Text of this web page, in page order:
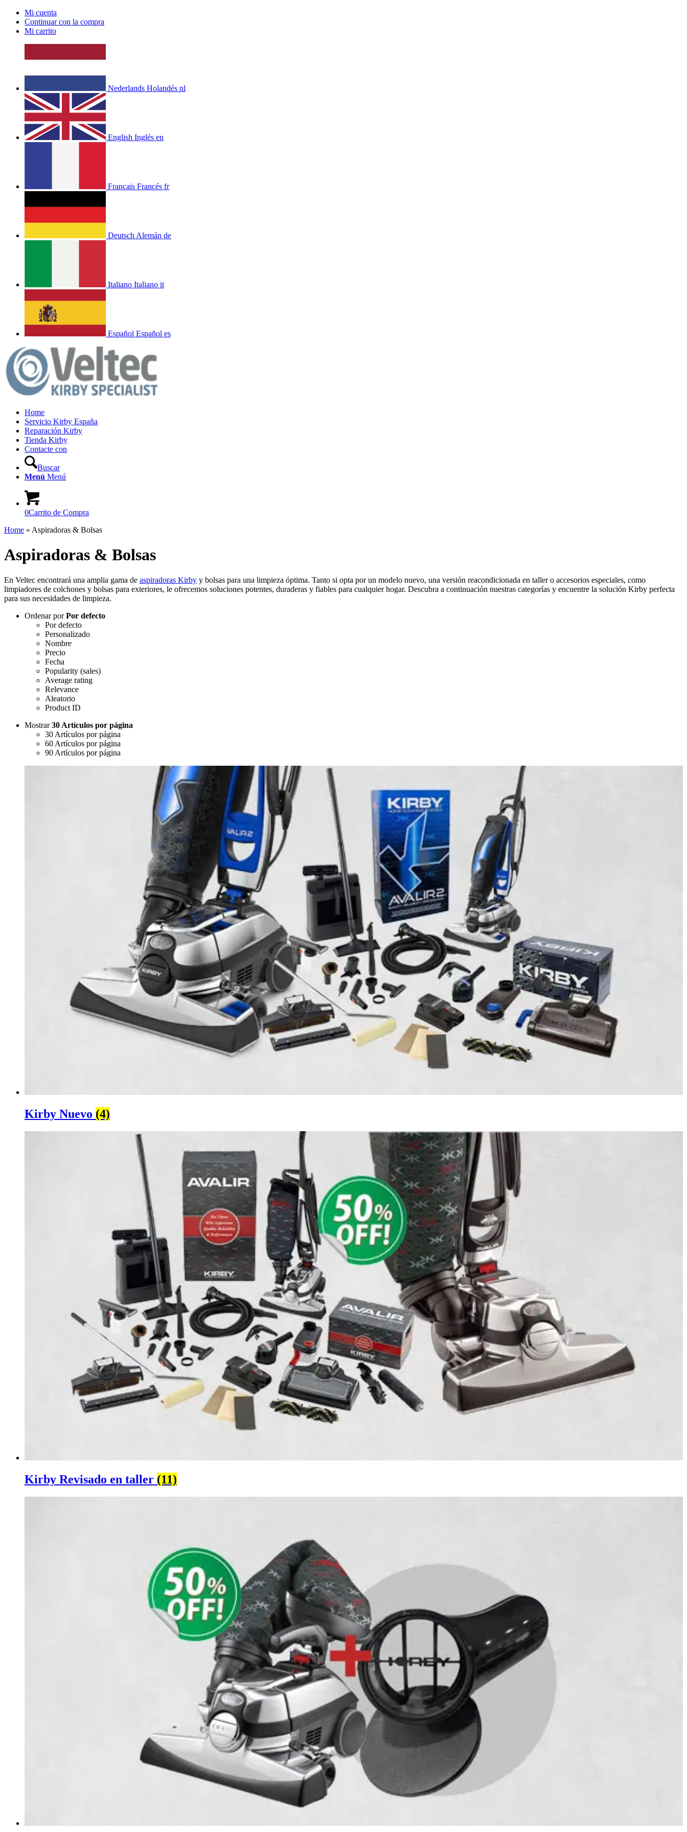
Mi cuenta
Continuar con la compra
Mi carrito
Nederlands Holandés nl
English Inglés en
Français Francés fr
Deutsch Alemán de
Italiano Italiano it
Español Español es
Home
Servicio Kirby España
Reparación Kirby
Tienda Kirby
Contacte con
Buscar
Menú Menú
0Carrito de Compra
Home » Aspiradoras & Bolsas
Aspiradoras & Bolsas
En Veltec encontrará una amplia gama de aspiradoras Kirby y bolsas para una limpieza óptima. Tanto si opta por un modelo nuevo, una versión reacondicionada en taller o accesorios especiales, como
limpiadores de colchones y bolsas para exteriores, le ofrecemos soluciones potentes, duraderas y fiables para cualquier hogar. Descubra a continuación nuestras categorías y encuentre la solución Kirby perfecta
para sus necesidades de limpieza.
Ordenar porPor defecto
Por defecto
Personalizado
Nombre
Precio
Fecha
Popularity (sales)
Average rating
Relevance
Aleatorio
Product ID
Mostrar30 Artículos por página
30 Artículos por página
60 Artículos por página
90 Artículos por página
Kirby Nuevo (4)
Kirby Revisado en taller (11)